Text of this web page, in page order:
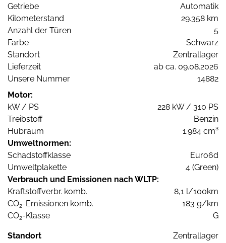
Getriebe
Automatik
Kilometerstand
29.358 km
Anzahl der Türen
5
Farbe
Schwarz
Standort
Zentrallager
Lieferzeit
ab ca. 09.08.2026
Unsere Nummer
14882
Motor:
kW / PS
228 kW / 310 PS
Treibstoff
Benzin
Hubraum
1.984 cm³
Umweltnormen:
Schadstoffklasse
Euro6d
Umweltplakette
4 (Green)
Verbrauch und Emissionen nach WLTP:
Kraftstoffverbr. komb.
8,1 l/100km
CO2-Emissionen komb.
183 g/km
CO2-Klasse G
Standort Zentrallager